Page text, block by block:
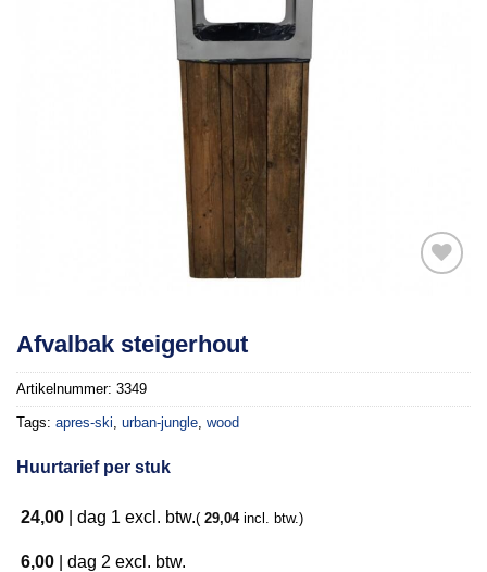
verlanglijst
Afvalbak steigerhout
Artikelnummer: 3349
Tags: apres-ski, urban-jungle, wood
Huurtarief per stuk
24,00 dag 1 excl. btw.( 29,04incl. btw.)
6,00 dag 2 excl. btw.